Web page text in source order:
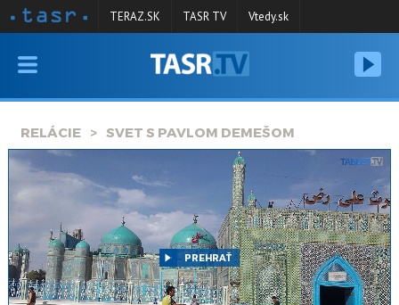
VYSIELANIE
SPRAVODAJSTVO
KONTAKT
ARCHÍV
TERAZ.SK TASR TV Vtedy.sk
RELÁCIE SVET S PAVLOM DEMEŠOM
PREHRAŤ